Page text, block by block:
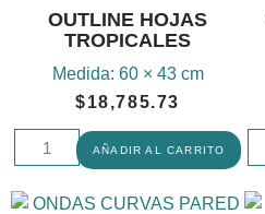
OUTLINE HOJAS
TROPICALES
Medida: 60 × 43 cm
$18,785.73
AÑADIR AL CARRITO